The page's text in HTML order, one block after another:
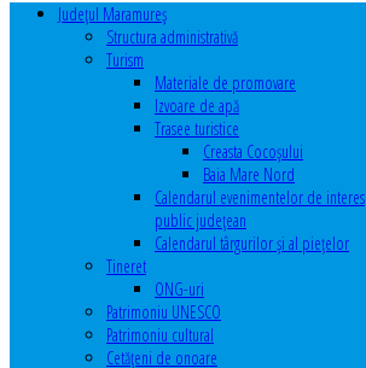
Judeţul Maramureş
Structura administrativă
Turism
Materiale de promovare
Izvoare de apă
Trasee turistice
Creasta Cocoșului
Baia Mare Nord
Calendarul evenimentelor de interes
public judeţean
Calendarul târgurilor şi al pieţelor
Tineret
ONG-uri
Patrimoniu UNESCO
Patrimoniu cultural
Cetăţeni de onoare